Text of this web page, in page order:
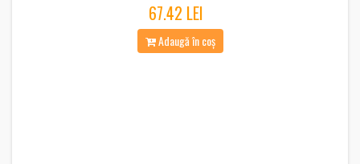
67.42 LEI
Adaugă în coș